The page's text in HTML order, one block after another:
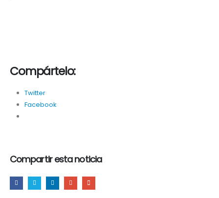
Compártelo:
Twitter
Facebook
Compartir esta noticia